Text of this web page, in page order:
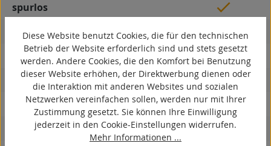
spurlos
kontaktverfärbungsfrei
antistatisch
ESD
elektrisch leitfähig
korrosionsbeständig
Diese Website benutzt Cookies, die für den technischen
Betrieb der Website erforderlich sind und stets gesetzt
werden. Andere Cookies, die den Komfort bei Benutzung
dieser Website erhöhen, der Direktwerbung dienen oder
die Interaktion mit anderen Websites und sozialen
Netzwerken vereinfachen sollen, werden nur mit Ihrer
Zustimmung gesetzt. Sie können Ihre Einwilligung
jederzeit in den Cookie-Einstellungen widerrufen.
Mehr Informationen ...